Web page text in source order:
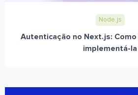
Node.js
Autenticação no Next.js:
implementá-la